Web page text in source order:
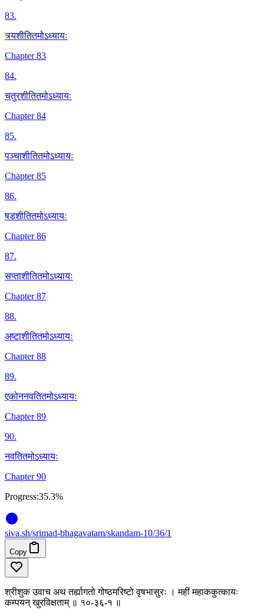
83.
त्र्यशीतितमोऽध्यायः
Chapter 83
84.
चतुरशीतितमोऽध्यायः
Chapter 84
85.
पञ्चाशीतितमोऽध्यायः
Chapter 85
86.
षडशीतितमोऽध्यायः
Chapter 86
87.
सप्ताशीतितमोऽध्यायः
Chapter 87
88.
अष्टाशीतितमोऽध्यायः
Chapter 88
89.
एकोननवतितमोऽध्यायः
Chapter 89
90.
नवतितमोऽध्यायः
Chapter 90
Progress:35.3%
siva.sh/srimad-bhagavatam/skandam-10/36/1
Copy
श्रीशुक उवाच अथ तर्ह्यागतो गोष्ठमरिष्टो वृषभासुरः । महीं महाककुत्कायः
कम्पयन् खुरविक्षताम् ॥ १०-३६-१ ॥